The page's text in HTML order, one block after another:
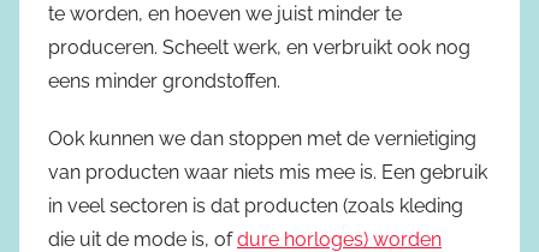
te worden, en hoeven we juist minder te
produceren. Scheelt werk, en verbruikt ook nog
eens minder grondstoffen.
Ook kunnen we dan stoppen met de vernietiging
van producten waar niets mis mee is. Een gebruik
in veel sectoren is dat producten (zoals kleding
die uit de mode is, ofdure horloges) worden